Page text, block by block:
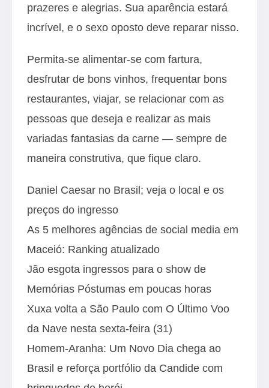
prazeres e alegrias. Sua aparência estará
incrível, e o sexo oposto deve reparar nisso.
Permita-se alimentar-se com fartura,
desfrutar de bons vinhos, frequentar bons
restaurantes, viajar, se relacionar com as
pessoas que deseja e realizar as mais
variadas fantasias da carne — sempre de
maneira construtiva, que fique claro.
Daniel Caesar no Brasil; veja o local e os
preços do ingresso
As 5 melhores agências de social media em
Maceió: Ranking atualizado
Jão esgota ingressos para o show de
Memórias Póstumas em poucas horas
Xuxa volta a São Paulo com O Último Voo
da Nave nesta sexta-feira (31)
Homem-Aranha: Um Novo Dia chega ao
Brasil e reforça portfólio da Candide com